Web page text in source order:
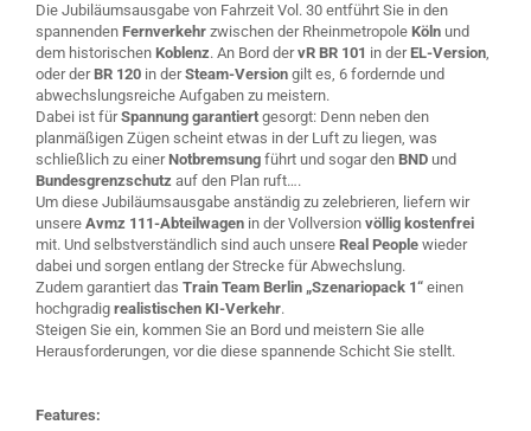
Die Jubiläumsausgabe von Fahrzeit Vol. 30 entführt Sie in den
spannenden Fernverkehr zwischen der Rheinmetropole Köln und
dem historischen Koblenz. An Bord dervR BR 101 in derEL-Version,
oder derBR 120 in derSteam-Version gilt es, 6 fordernde und
abwechslungsreiche Aufgaben zu meistern.
Dabei ist fürSpannung garantiert gesorgt: Denn neben den
planmäßigen Zügen scheint etwas in der Luft zu liegen, was
schließlich zu einerNotbremsung führt und sogar den BND und
Bundesgrenzschutz auf den Plan ruft….
Um diese Jubiläumsausgabe anständig zu zelebrieren, liefern wir
unsere Avmz 111-Abteilwagen in der Vollversion völlig kostenfrei
mit. Und selbstverständlich sind auch unsere Real People wieder
dabei und sorgen entlang der Strecke für Abwechslung.
Zudem garantiert das Train Team Berlin „Szenariopack 1“ einen
hochgradig realistischen KI-Verkehr.
Steigen Sie ein, kommen Sie an Bord und meistern Sie alle
Herausforderungen, vor die diese spannende Schicht Sie stellt.
Features: